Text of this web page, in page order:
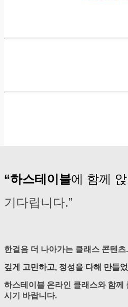
“하스테이블에 함께
기다립니다.”
한걸음 더 나아가는 클래스 콘텐츠.
깊게 고민하고, 정성을 다해 만들
하스테이블 온라인 클래스와 함께
시기 바랍니다.